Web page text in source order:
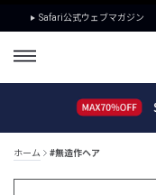
Safari公式ウェブマガジン
ホーム #無造作ヘア